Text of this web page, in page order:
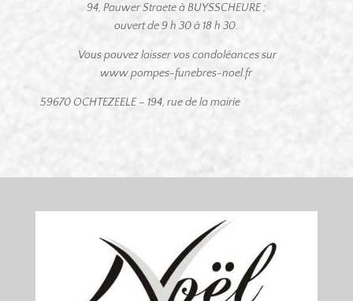
94, Pauwer Straete à BUYSSCHEURE ;
ouvert de 9 h 30 à 18 h 30.
Vous pouvez laisser vos condoléances sur
www.pompes-funebres-noel.fr
59670 OCHTEZEELE – 194, rue de la mairie